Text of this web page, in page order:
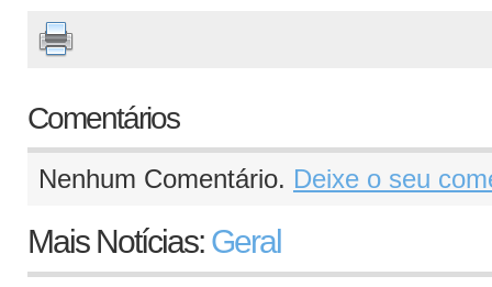
Comentários
Nenhum Comentário. Deixe o seu
Mais Notícias: Geral